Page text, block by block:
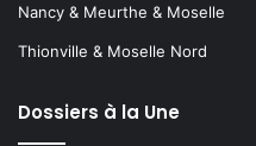
Nancy & Meurthe & Moselle
Thionville & Moselle Nord
Dossiers à la Une